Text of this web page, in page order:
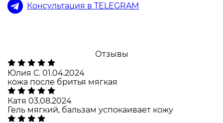
Консультация в TELEGRAM
Отзывы
Юлия С. 01.04.2024
кожа после бритья мягкая
Катя 03.08.2024
Гель мягкий, бальзам успокаивает кожу